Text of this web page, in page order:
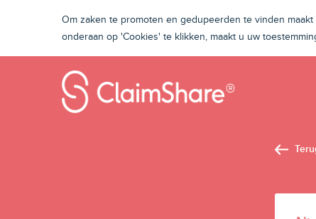
Om zaken te promoten en gedupeerden te vinden
onderaan op 'Cookies' te klikken, maakt u uw